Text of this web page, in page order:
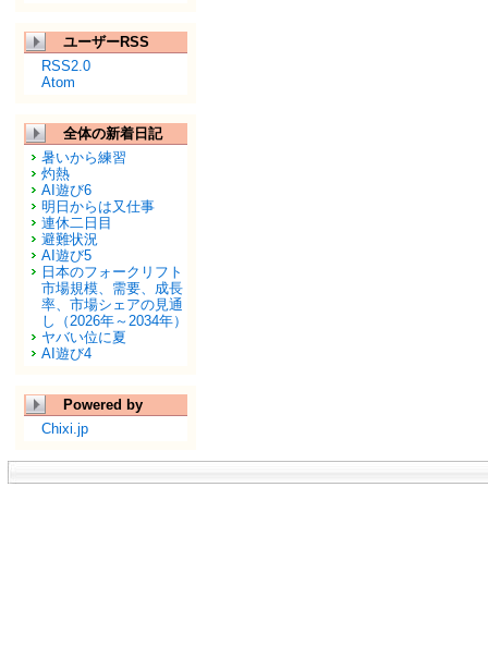
ユーザーRSS
RSS2.0
Atom
全体の新着日記
暑いから練習
灼熱
AI遊び6
明日からは又仕事
連休二日目
避難状況
AI遊び5
日本のフォークリフト
市場規模、需要、成長
率、市場シェアの見通
し（2026年～2034年）
ヤバい位に夏
AI遊び4
Powered by
Chixi.jp